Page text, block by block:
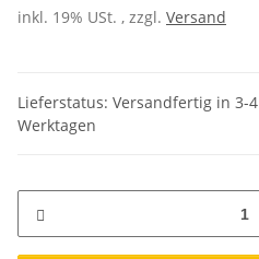
inkl. 19% USt. , zzgl. Versand
Lieferstatus: Versandfertig in 3-4
Werktagen